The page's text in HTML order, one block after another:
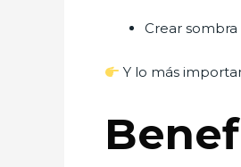
Crear
Y lo más